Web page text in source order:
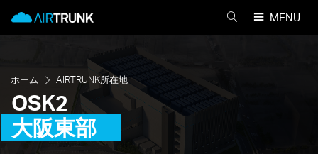
content
MENU
を
ホーム AIRTRUNK所在地
OSK2
大阪東部